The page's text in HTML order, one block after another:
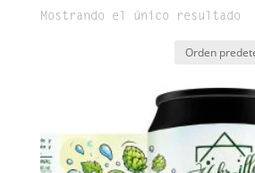
Mostrando el único resultado